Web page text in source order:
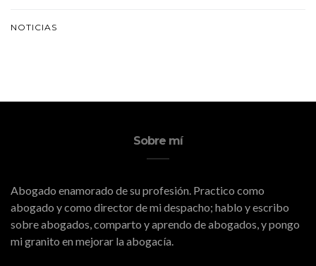
NOTICIAS
Sobre mí
Abogado enamorado de su profesión. Practico como
abogado y como director de mi despacho; hablo y escribo
sobre abogados, comparto y aprendo de abogados, y pongo
mi granito en mejorar la abogacía.